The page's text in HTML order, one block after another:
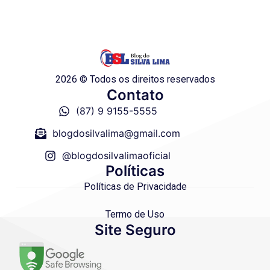
2026 © Todos os direitos reservados
Contato
(87) 9 9155-5555
blogdosilvalima@gmail.com
@blogdosilvalimaoficial
Políticas
Políticas de Privacidade
Termo de Uso
Site Seguro